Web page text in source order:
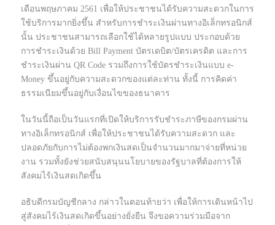
เดือนพฤษภาคม 2561 เพื่อให้ประชาชนได้รับความสะดวกในการ
ใช้บริการมากยิ่งขึ้น สำหรับการชำระเงินผ่านทางอิเล็กทรอนิกส์
นั้น ประชาชนสามารถเลือกใช้ได้หลายรูปแบบ ประกอบด้วย
การชำระเงินด้วย Bill Payment บัตรเดบิต/บัตรเครดิต และการ
ชำระเงินผ่าน QR Code รวมถึงการใช้บัตรชำระเงินแบบ e-
Money ขึ้นอยู่กับความสะดวกของแต่ละท่าน ทั้งนี้ การคิดค่า
ธรรมเนียมขึ้นอยู่กับเงื่อนไขของธนาคาร
ในวันนี้ถือเป็นวันแรกที่เปิดให้บริการรับชำระภาษีของกรมผ่าน
ทางอิเล็กทรอนิกส์ เพื่อให้ประชาชนได้รับความสะดวก และ
ปลอดภัยกับการไม่ต้องพกเงินสดเป็นจำนวนมากมาจ่ายที่หน่วย
งาน รวมทั้งยังช่วยสนับสนุนนโยบายของรัฐบาลที่ต้องการให้
สังคมไร้เงินสดเกิดขึ้น
อธิบดีกรมบัญชีกลาง กล่าวในตอนท้ายว่า เพื่อให้การเดินหน้าไป
สู่สังคมไร้เงินสดเกิดขึ้นอย่างยั่งยืน จึงขอความร่วมมือจาก